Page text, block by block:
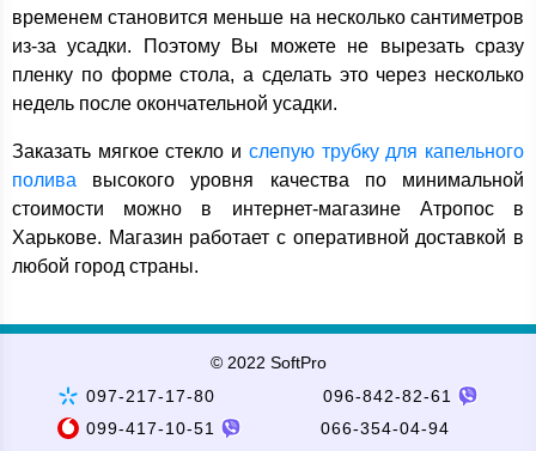
временем становится меньше на несколько сантиметров
из-за усадки. Поэтому Вы можете не вырезать сразу
пленку по форме стола, а сделать это через несколько
недель после окончательной усадки.
Заказать мягкое стекло и слепую трубку для капельного
полива высокого уровня качества по минимальной
стоимости можно в интернет-магазине Атропос в
Харькове. Магазин работает с оперативной доставкой в
любой город страны.
© 2022 SoftPro
097-217-17-80
096-842-82-61
099-417-10-51
066-354-04-94